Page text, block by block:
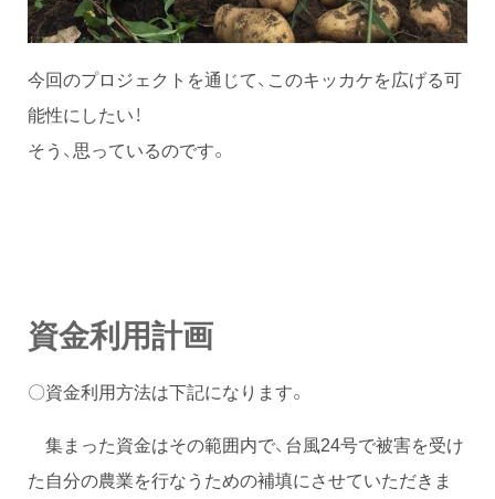
今回のプロジェクトを通じて、このキッカケを広げる可
能性にしたい！
そう、思っているのです。
資金利用計画
〇資金利用方法は下記になります。
集まった資金はその範囲内で、台風24号で被害を受け
た自分の農業を行なうための補填にさせていただきま